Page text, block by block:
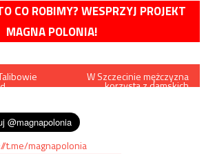
CO ROBIMY? WESPRZYJ PROJEKT
MAGNA POLONIA!
W Szczecinie mężczyzna
korzysta z damskich
t.me/magnapolonia